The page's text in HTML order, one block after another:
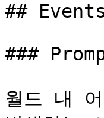
## Events
###
월드 내